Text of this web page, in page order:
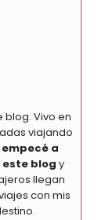
blog. Vivo en
viajando
empecé a
blog y
llegan
con mis